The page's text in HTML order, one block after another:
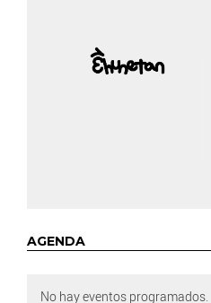
AGENDA
No hay eventos programados.